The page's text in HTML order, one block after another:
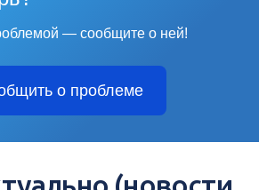
— сообщите о ней!
о проблеме